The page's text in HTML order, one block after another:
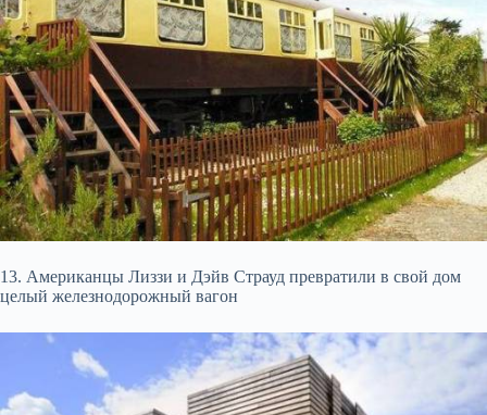
13. Американцы Лиззи и Дэйв Страуд превратили в свой дом
целый железнодорожный вагон